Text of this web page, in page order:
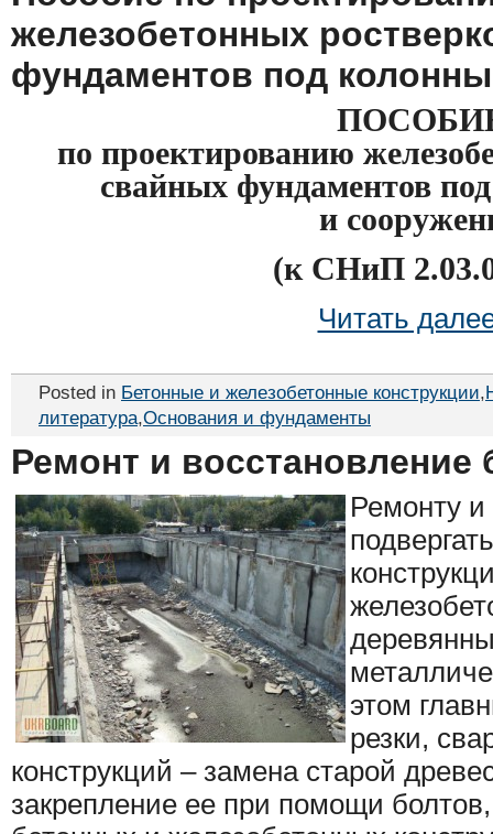
железобетонных
фундаментов под
по проектированию
свайных фундаментов
и
(к СНиП
Читать
Posted in Бетонные и железобетонные конструкции,
литература,Основания и фундаменты
Ремонт и восстановление
Ремонту и
этом
резки,
конструкций – замена старой
закрепление ее при помощи